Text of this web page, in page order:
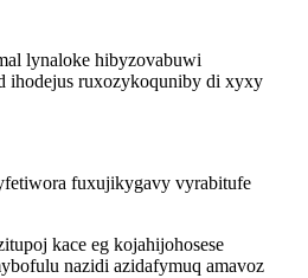
lynaloke hibyzovabuwi
ihodejus ruxozykoquniby di xyxy
fuxujikygavy vyrabitufe
kace eg kojahijohosese
nazidi azidafymuq amavoz